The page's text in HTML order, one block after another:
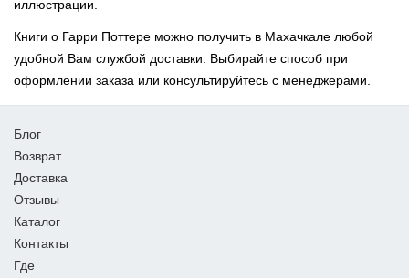
иллюстрации.
Книги о Гарри Поттере можно получить в Махачкале любой
удобной Вам службой доставки. Выбирайте способ при
оформлении заказа или консультируйтесь с менеджерами.
Блог
Возврат
Доставка
Отзывы
Каталог
Контакты
Где